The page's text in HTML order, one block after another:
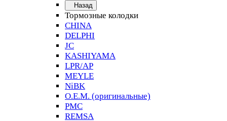
Назад
Тормозные колодки
CHINA
DELPHI
JC
KASHIYAMA
LPR/AP
MEYLE
NiBK
O.E.M. (оригинальные)
PMC
REMSA